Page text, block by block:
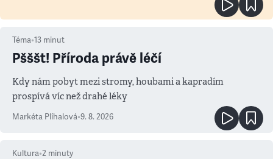
Téma•13 minut
Pšššt! Příroda právě léčí
Kdy nám pobyt mezi stromy, houbami a kapradím
prospívá víc než drahé léky
Markéta Plíhalová•9. 8. 2026
Kultura•2 minuty